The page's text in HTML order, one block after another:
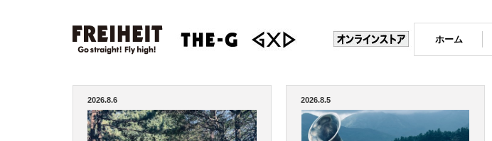
ホーム
2026.8.6 2026.8.5